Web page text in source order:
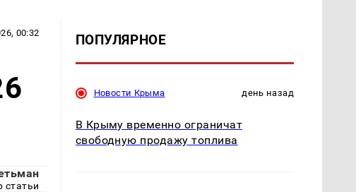
00:32
статьи
ПОПУЛЯРНОЕ
Новости Крыма день назад
В Крыму временно ограничат
свободную продажу топлива